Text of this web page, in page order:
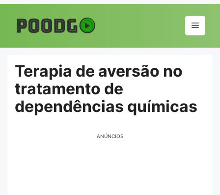
para
conteúdo
Menu
Terapia de aversão no
tratamento de
dependências químicas
ANÚNCIOS